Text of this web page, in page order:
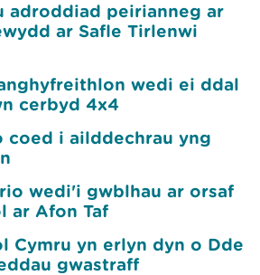
adroddiad peirianneg ar
ar Safle Tirlenwi
wedi ei ddal
cerbyd 4x4
coed i ailddechrau yng
wedi'i gwblhau ar orsaf
ar Afon Taf
Cymru yn erlyn dyn o Dde
gwastraff